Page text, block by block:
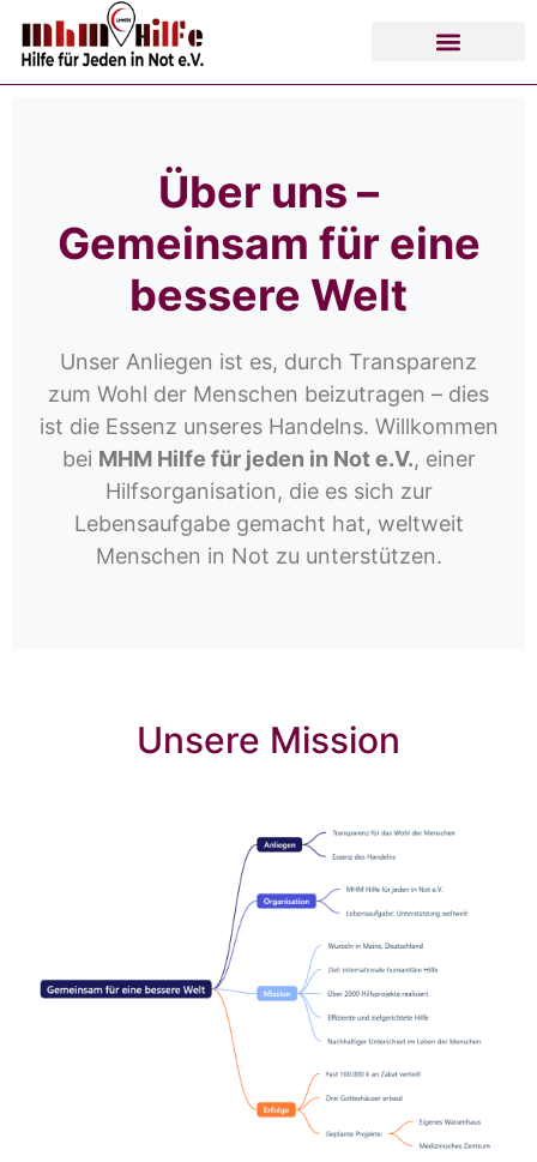
Über uns –
Gemeinsam für eine
bessere Welt
Unser Anliegen ist es, durch Transparenz
zum Wohl der Menschen beizutragen – dies
ist die Essenz unseres Handelns. Willkommen
bei MHM Hilfe für jeden in Not e.V., einer
Hilfsorganisation, die es sich zur
Lebensaufgabe gemacht hat, weltweit
Menschen in Not zu unterstützen.
Unsere Mission